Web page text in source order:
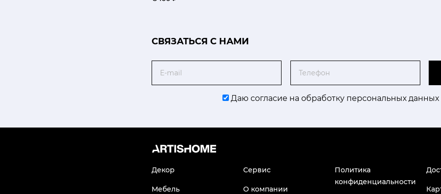
CВЯЗАТЬСЯ С НАМИ
Даю согласие на обработку персональных данных
Декор
Мебель
Сервис
О компании
Политика
конфиденциальности